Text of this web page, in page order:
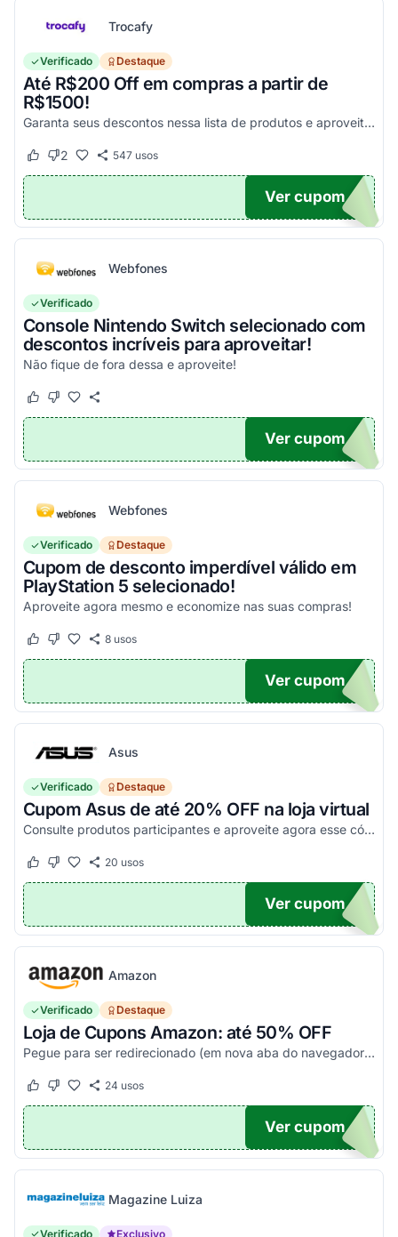
Trocafy
Verificado Destaque
Até R$200 Off em compras a partir de
R$1500!
Garanta seus descontos nessa lista de produtos e aproveite para economizar agora mesmo! Válido para todo o site exceto em produtos com o selo "Estou Zerado"
Este cupom funcionou
Este cupom não funcionou
2 547usos
ONTO
Ver cupom
Webfones
Verificado
Console Nintendo Switch selecionado com
descontos incríveis para aproveitar!
Não fique de fora dessa e aproveite!
Este cupom funcionou
Este cupom não funcionou
O100
Ver cupom
Webfones
Verificado Destaque
Cupom de desconto imperdível válido em
PlayStation 5 selecionado!
Aproveite agora mesmo e economize nas suas compras!
Este cupom funcionou
Este cupom não funcionou
8usos
O100
Ver cupom
Asus
Verificado Destaque
Cupom Asus de até 20% OFF na loja virtual
Consulte produtos participantes e aproveite agora esse código promocional!
Este cupom funcionou
Este cupom não funcionou
20 usos
20
Ver cupom
Amazon
Verificado Destaque
Loja de Cupons Amazon: até 50% OFF
Pegue para ser redirecionado (em nova aba do navegador) e acesse todos os cupons disponíveis da Amazon Brasil. Aproveite para economizar nesse link. Corra e garanta já o seu descon...
Este cupom funcionou
Este cupom não funcionou
24 usos
TICO
Ver cupom
Magazine Luiza
Verificado Exclusivo